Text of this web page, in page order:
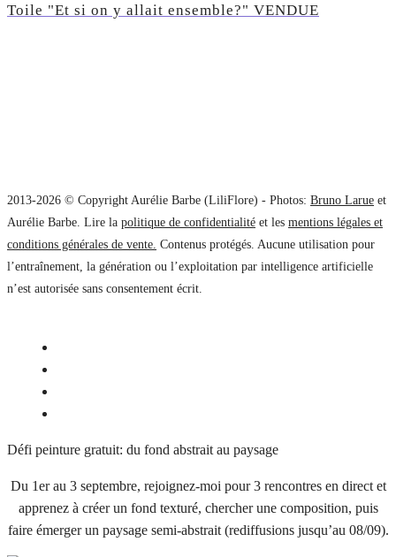
Toile "Et si on y allait ensemble?" VENDUE
2013-2026 © Copyright Aurélie Barbe (LiliFlore) - Photos: Bruno Larue et
Aurélie Barbe. Lire la politique de confidentialité et les mentions légales et
conditions générales de vente. Contenus protégés. Aucune utilisation pour
l’entraînement, la génération ou l’exploitation par intelligence artificielle
n’est autorisée sans consentement écrit.
Défi peinture gratuit: du fond abstrait au paysage
Du 1er au 3 septembre, rejoignez-moi pour 3 rencontres en direct et
apprenez à créer un fond texturé, chercher une composition, puis
faire émerger un paysage semi-abstrait (rediffusions jusqu’au 08/09).